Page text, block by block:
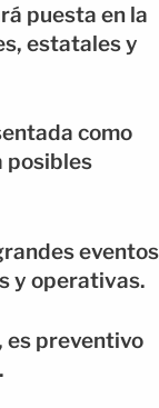
puesta en la
estatales y
como
posibles
eventos
y operativas.
es preventivo